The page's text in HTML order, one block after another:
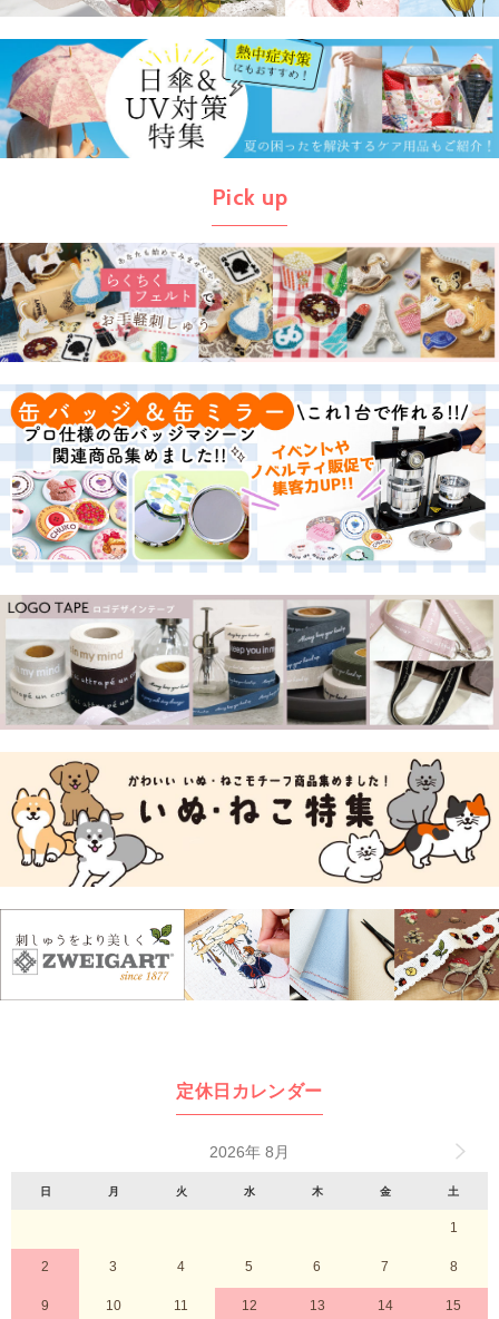
Pick up
定休日カレンダー
2026年 8月
日 月 火 水 木 金 土
1
2 3 4 5 6 7 8
9 10 11 12 13 14 15